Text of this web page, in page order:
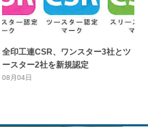
全印工連CSR、ワンスター3社とツ
ースター2社を新規認定
08月04日